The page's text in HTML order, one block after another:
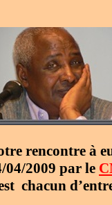
rencontre à
04/2009 par le
chacun